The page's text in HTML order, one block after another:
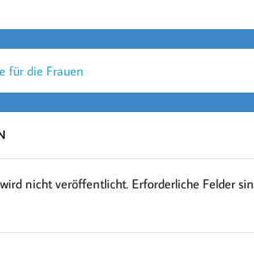
für die Frauen
nicht veröffentlicht. Erforderliche Felder